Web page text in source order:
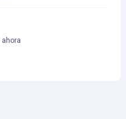
ahora